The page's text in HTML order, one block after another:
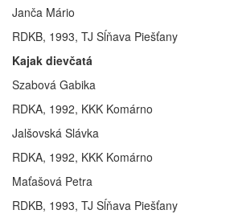
Janča Mário
RDKB, 1993, TJ Sĺňava Piešťany
Kajak dievčatá
Szabová Gabika
RDKA, 1992, KKK Komárno
Jalšovská Slávka
RDKA, 1992, KKK Komárno
Maťašová Petra
RDKB, 1993, TJ Sĺňava Piešťany